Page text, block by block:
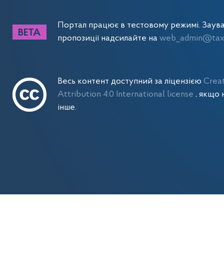
Портал працює в тестовому режимі.
пропозиції надсилайте на
Весь контент доступний за ліцензією
Attribution 4.0 International license , якщо
інше.